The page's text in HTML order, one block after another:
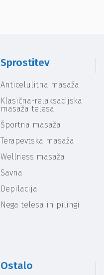
Sprostitev
Anticelulitna masaža
Klasična-relaksacijska
masaža telesa
Športna masaža
Terapevtska masaža
Wellness masaža
Savna
Depilacija
Nega telesa in pilingi
Ostalo